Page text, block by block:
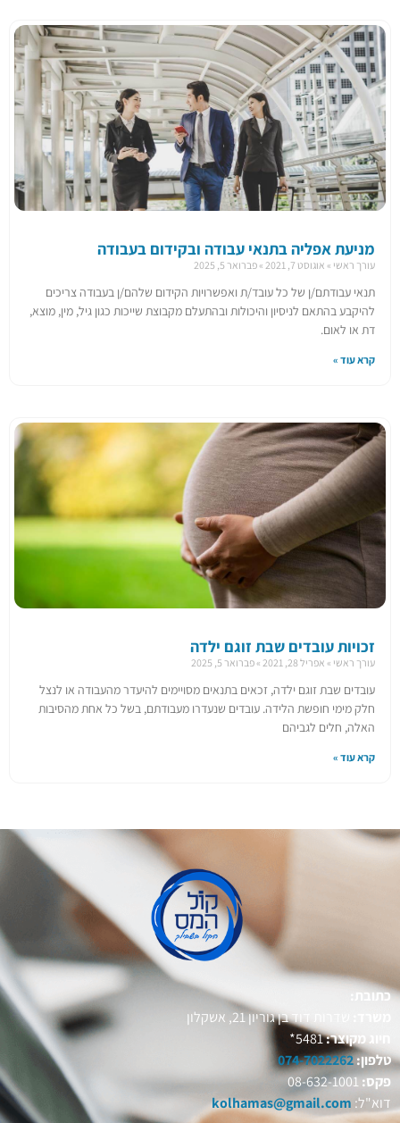
מניעת אפליה בתנאי עבודה ובקידום בעבודה
עורך ראשי אוגוסט 7, 2021 פברואר 5, 2025
תנאי עבודתם/ן של כל עובד/ת ואפשרויות הקידום שלהם/ן בעבודה צריכים
להיקבע בהתאם לניסיון והיכולות ובהתעלם מקבוצת שייכות כגון גיל, מין, מוצא,
דת או לאום.
קרא עוד »
זכויות עובדים שבת זוגם ילדה
עורך ראשי אפריל 28, 2021 פברואר 5, 2025
עובדים שבת זוגם ילדה, זכאים בתנאים מסויימים להיעדר מהעבודה או לנצל
חלק מימי חופשת הלידה. עובדים שנעדרו מעבודתם, בשל כל אחת מהסיבות
האלה, חלים לגביהם
קרא עוד »
כתובת:
משרד:
שדרות דוד בן גוריון 21, אשקלון
חיוג מקוצר:5481*
טלפון:074-7022262
פקס:08-632-1001
דוא"ל: kolhamas@gmail.com